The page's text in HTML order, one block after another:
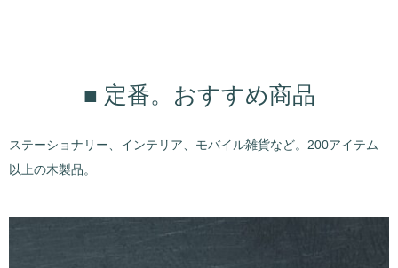
■ 定番。おすすめ商品
ステーショナリー、インテリア、モバイル雑貨など。200アイテム
以上の木製品。